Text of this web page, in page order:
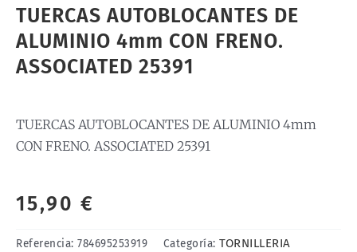
TUERCAS AUTOBLOCANTES DE
ALUMINIO 4mm CON FRENO.
ASSOCIATED 25391
TUERCAS AUTOBLOCANTES DE ALUMINIO 4mm
CON FRENO. ASSOCIATED 25391
15,90 €
Referencia: 784695253919 Categoría: TORNILLERIA